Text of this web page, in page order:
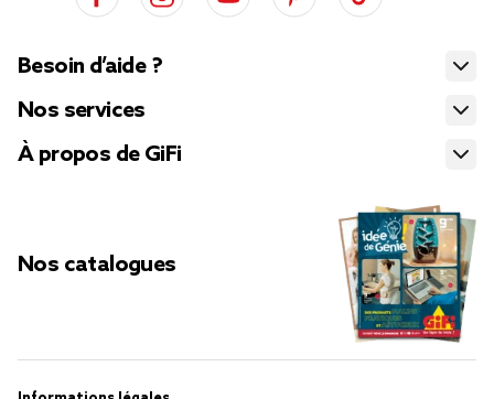
Besoin d’aide ?
Nos services
À propos de GiFi
Nos catalogues